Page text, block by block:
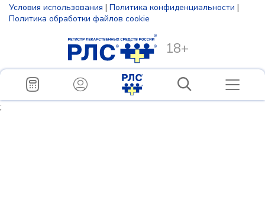
Условия использования | Политика конфиденциальности |
Политика обработки файлов cookie
18+
;